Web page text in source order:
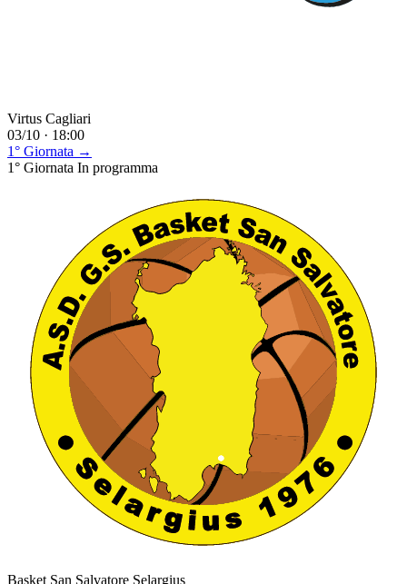
Virtus Cagliari
03/10 · 18:00
1° Giornata →
1° Giornata In programma
Basket San Salvatore Selargius